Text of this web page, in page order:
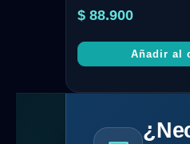
$ 88.900
Añadir al